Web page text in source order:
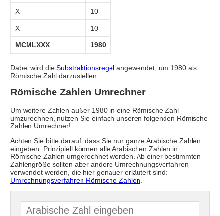
X 10
X 10
MCMLXXX 1980
Dabei wird die Substraktionsregel angewendet, um 1980 als
Römische Zahl darzustellen.
Römische Zahlen Umrechner
Um weitere Zahlen außer 1980 in eine Römische Zahl
umzurechnen, nutzen Sie einfach unseren folgenden Römische
Zahlen Umrechner!
Achten Sie bitte darauf, dass Sie nur ganze Arabische Zahlen
eingeben. Prinzipiell können alle Arabischen Zahlen in
Römische Zahlen umgerechnet werden. Ab einer bestimmten
Zahlengröße sollten aber andere Umrechnungsverfahren
verwendet werden, die hier genauer erläutert sind:
Umrechnungsverfahren Römische Zahlen